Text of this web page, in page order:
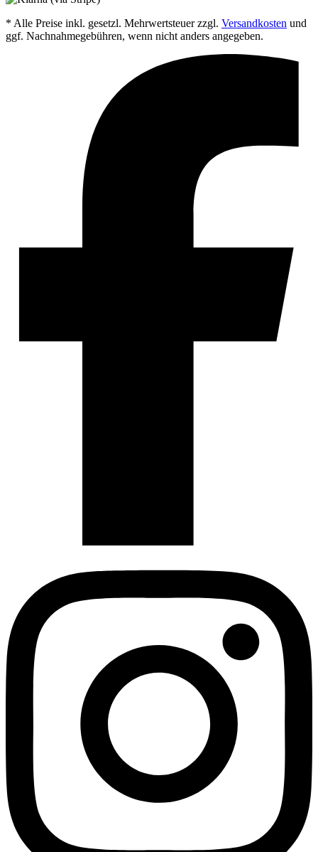
* Alle Preise inkl. gesetzl. Mehrwertsteuer zzgl. Versandkosten und
ggf. Nachnahmegebühren, wenn nicht anders angegeben.